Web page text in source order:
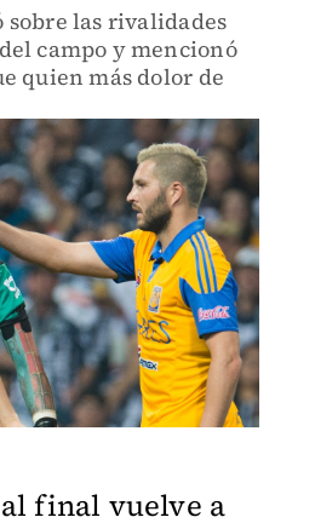
sobre las rivalidades
campo y mencionó
quien más dolor de
final vuelve a